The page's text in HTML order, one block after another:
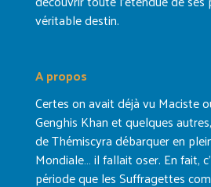
véritable destin.
A propos
Certes on avait déjà vu Maciste
Genghis Khan et quelques
de Thémiscyra débarquer en
Mondiale… il fallait oser. En fait,
période que les Suffragettes